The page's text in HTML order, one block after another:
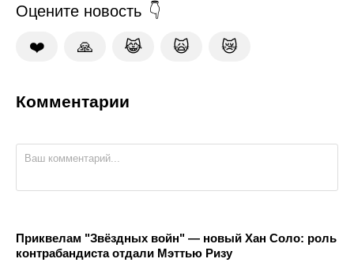
Оцените новость
❤️ 🙏 😹 🙀 😿
Комментарии
Приквелам "Звёздных войн" — новый Хан Соло: роль
контрабандиста отдали Мэттью Ризу